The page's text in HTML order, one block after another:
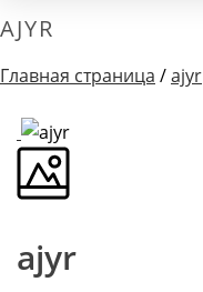
AJYR
Главная страница /ajyr
ajyr